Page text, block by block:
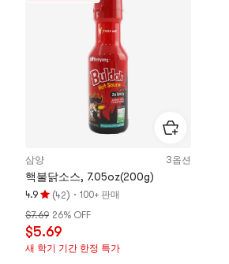
삼양 3옵션
핵불닭소스, 7.05oz(200g)
4.9
평
점
4.9
개
(42) · 100+ 판매
$7.69 26% OFF
$5.69
새 학기 기간 한정 특가